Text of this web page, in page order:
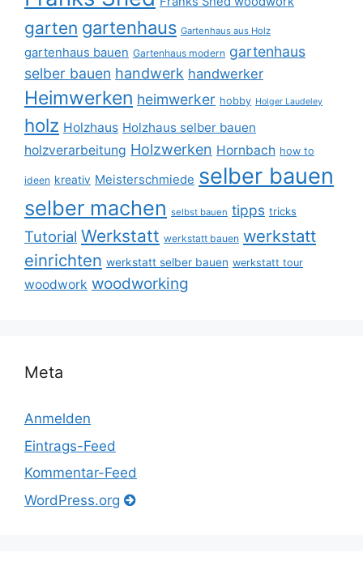
garten gartenhaus Gartenhaus aus Holz
gartenhaus bauen Gartenhaus modern gartenhaus
selber bauen handwerk handwerker
Heimwerken heimwerker hobby Holger Laudeley
holz Holzhaus Holzhaus selber bauen
holzverarbeitung Holzwerken Hornbach how to
ideen kreativ Meisterschmiede selber bauen
selber machen selbst bauen tipps tricks
Tutorial Werkstatt werkstatt bauen werkstatt
einrichten werkstatt selber bauen werkstatt tour
woodwork woodworking
Meta
Anmelden
Eintrags-Feed
Kommentar-Feed
WordPress.org